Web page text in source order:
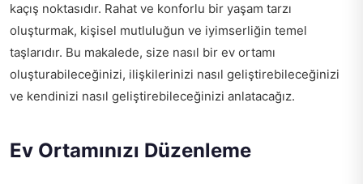
kaçış noktasıdır. Rahat ve konforlu bir yaşam tarzı
oluşturmak, kişisel mutluluğun ve iyimserliğin temel
taşlarıdır. Bu makalede, size nasıl bir ev ortamı
oluşturabileceğinizi, ilişkilerinizi nasıl geliştirebileceğinizi
ve kendinizi nasıl geliştirebileceğinizi anlatacağız.
Ev Ortamınızı Düzenleme